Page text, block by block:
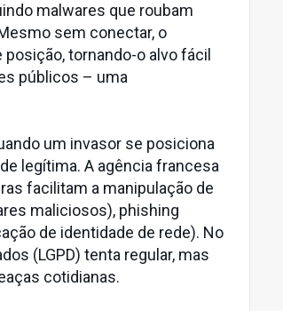
malwares que roubam
sem conectar, o
tornando-o alvo fácil
públicos – uma
um invasor se posiciona
legítima. A agência francesa
facilitam a manipulação de
maliciosos), phishing
de identidade de rede). No
(LGPD) tenta regular, mas
cotidianas.